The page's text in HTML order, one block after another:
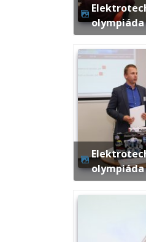
Elektrotechnická
olympiáda
Elektrotechnická
olympiáda